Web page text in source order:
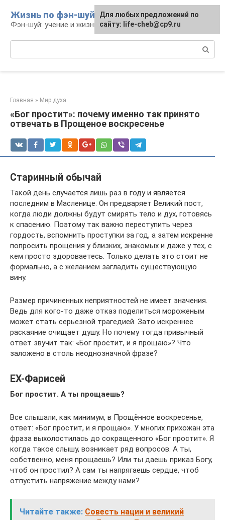
контенту
Жизнь по фэн-шуй
Фэн-шуй: учение и жизнь
Главная » Мир духа
«Бог простит»: почему именно так принято
отвечать в Прощеное воскресенье
Старинный обычай
Такой день случается лишь раз в году и является
последним в Масленице. Он предваряет Великий пост,
когда люди должны будут смирять тело и дух, готовясь
к спасению. Поэтому так важно переступить через
гордость, вспомнить проступки за год, а затем искренне
попросить прощения у близких, знакомых и даже у тех, с
кем просто здороваетесь. Только делать это стоит не
формально, а с желанием загладить существующую
вину.
Размер причиненных неприятностей не имеет значения.
Ведь для кого-то даже отказ поделиться мороженым
может стать серьезной трагедией. Зато искреннее
раскаяние очищает душу. Но почему тогда привычный
ответ звучит так: «Бог простит, и я прощаю»? Что
заложено в столь неоднозначной фразе?
EX-Фарисей
Бог простит. А ты прощаешь?
Все слышали, как минимум, в Прощённое воскресенье,
ответ: «Бог простит, и я прощаю». У многих прихожан эта
фраза выхолостилась до сокращенного «Бог простит». Я
когда такое слышу, возникает ряд вопросов. А ты,
собственно, меня прощаешь? Или ты даешь приказ Богу,
чтоб он простил? А сам ты напрягаешь сердце, чтоб
отпустить напряжение между нами?
Читайте также: Совесть нации и великий
Для любых предложений по
сайту: life-cheb@cp9.ru
Для любых предложений по
сайту: life-cheb@cp9.ru